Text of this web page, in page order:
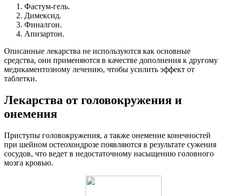
Фастум-гель.
Димексид.
Финалгон.
Апизартон.
Описанные лекарства не используются как основные
средства, они применяются в качестве дополнения к другому
медикаментозному лечению, чтобы усилить эффект от
таблетки.
Лекарства от головокружения и
онемения
Приступы головокружения, а также онемение конечностей
при шейном остеохондрозе появляются в результате сужения
сосудов, что ведет в недостаточному насыщению головного
мозга кровью.